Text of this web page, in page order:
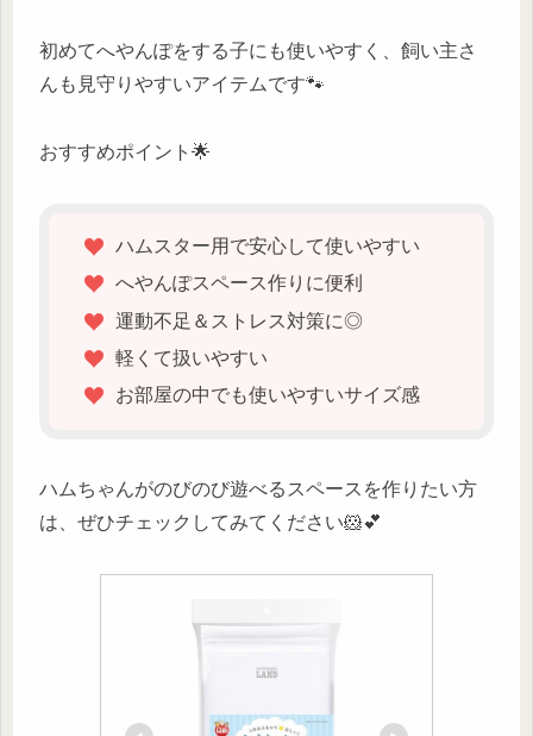
初めてへやんぽをする子にも使いやすく、飼い主さ
んも見守りやすいアイテムです🐾
おすすめポイント🌟
ハムスター用で安心して使いやすい
へやんぽスペース作りに便利
運動不足＆ストレス対策に◎
軽くて扱いやすい
お部屋の中でも使いやすいサイズ感
ハムちゃんがのびのび遊べるスペースを作りたい方
は、ぜひチェックしてみてください🐹💕